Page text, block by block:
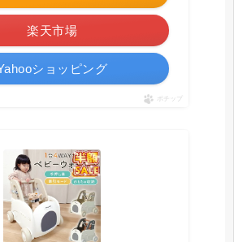
楽天市場
ショッピング
ポチップ